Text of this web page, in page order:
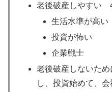
老後破産しやすい
生活水準が高い
投資が怖い
企業戦士
老後破産しないた
し、投資始めて、